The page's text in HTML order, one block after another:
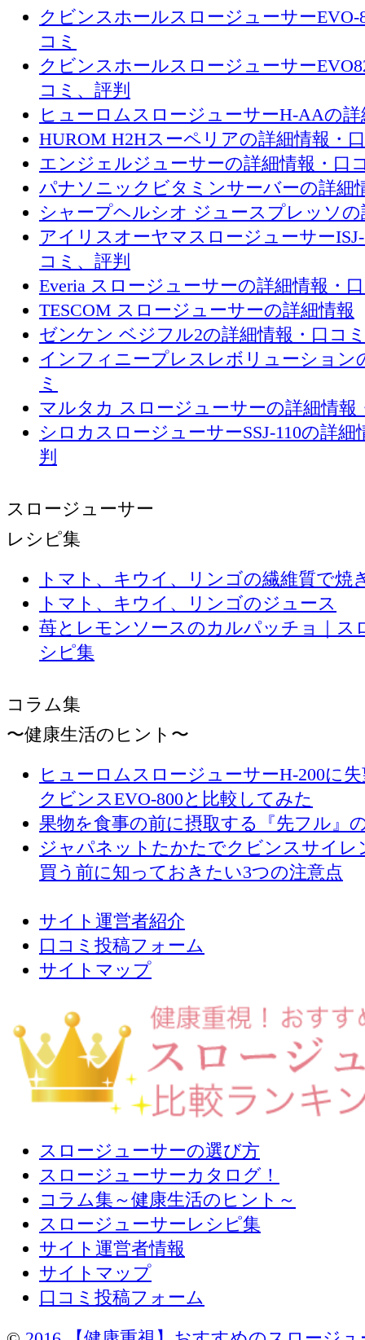
クビンスホールスロージューサーEVO-
コミ
クビンスホールスロージューサー
コミ、評判
ヒューロムスロージューサーH-AAの
HUROM H2Hスーペリアの詳細情報・
エンジェルジューサーの詳細情報・口
パナソニックビタミンサーバーの詳細
シャープヘルシオ ジュースプレッソ
アイリスオーヤマスロージューサー
コミ、評判
Everia スロージューサーの詳細情報・
TESCOM スロージューサーの詳細情報
ゼンケン ベジフル2の詳細情報・口コ
インフィニープレスレボリューション
ミ
マルタカ スロージューサーの詳細情報
シロカスロージューサーSSJ-110の詳
判
スロージューサー
レシピ集
トマト、キウイ、リンゴの繊維質で焼
トマト、キウイ、リンゴのジュース
苺とレモンソースのカルパッチョ｜ス
シピ集
コラム集
〜健康生活のヒント〜
ヒューロムスロージューサーH-200に
クビンスEVO-800と比較してみた
果物を食事の前に摂取する『先フル』
ジャパネットたかたでクビンスサイレ
買う前に知っておきたい3つの注意点
サイト運営者紹介
口コミ投稿フォーム
サイトマップ
スロージューサーの選び方
スロージューサーカタログ！
コラム集～健康生活のヒント～
スロージューサーレシピ集
サイト運営者情報
サイトマップ
口コミ投稿フォーム